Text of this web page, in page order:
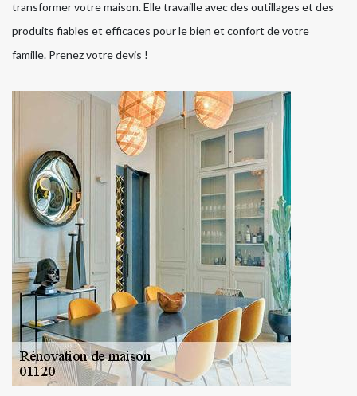
transformer votre maison. Elle travaille avec des outillages et des
produits fiables et efficaces pour le bien et confort de votre
famille. Prenez votre devis !